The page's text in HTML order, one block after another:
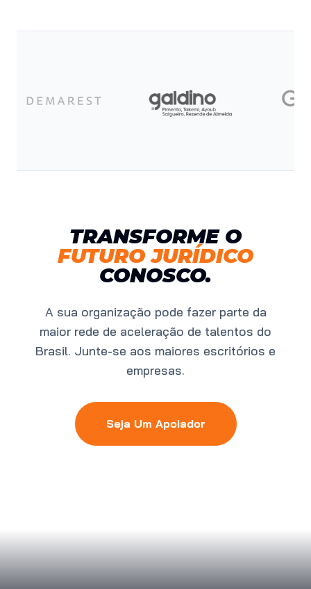
TRANSFORME O
FUTURO JURÍDICO
CONOSCO.
A sua organização pode fazer parte da
maior rede de aceleração de talentos do
Brasil. Junte-se aos maiores escritórios e
empresas.
Seja Um Apoiador